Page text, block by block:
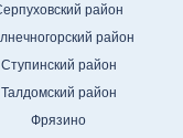
район
район
Ступинский район
Талдомский район
Фрязино